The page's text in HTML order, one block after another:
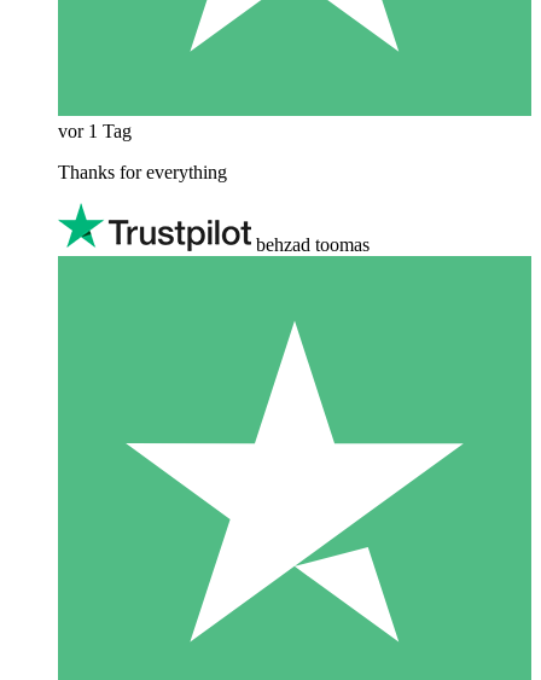
vor 1 Tag
Thanks for everything
behzad toomas